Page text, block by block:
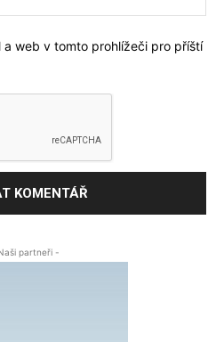
a web v tomto prohlížeči pro příští
partneři -